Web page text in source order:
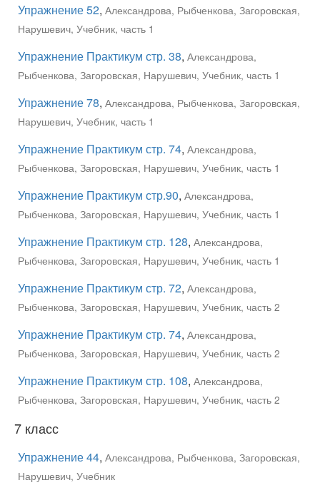
Упражнение 52, Александрова, Рыбченкова, Загоровская,
Нарушевич, Учебник, часть 1
Упражнение Практикум стр. 38, Александрова,
Рыбченкова, Загоровская, Нарушевич, Учебник, часть 1
Упражнение 78, Александрова, Рыбченкова, Загоровская,
Нарушевич, Учебник, часть 1
Упражнение Практикум стр. 74, Александрова,
Рыбченкова, Загоровская, Нарушевич, Учебник, часть 1
Упражнение Практикум стр.90, Александрова,
Рыбченкова, Загоровская, Нарушевич, Учебник, часть 1
Упражнение Практикум стр. 128, Александрова,
Рыбченкова, Загоровская, Нарушевич, Учебник, часть 1
Упражнение Практикум стр. 72, Александрова,
Рыбченкова, Загоровская, Нарушевич, Учебник, часть 2
Упражнение Практикум стр. 74, Александрова,
Рыбченкова, Загоровская, Нарушевич, Учебник, часть 2
Упражнение Практикум стр. 108, Александрова,
Рыбченкова, Загоровская, Нарушевич, Учебник, часть 2
7 класс
Упражнение 44, Александрова, Рыбченкова, Загоровская,
Нарушевич, Учебник